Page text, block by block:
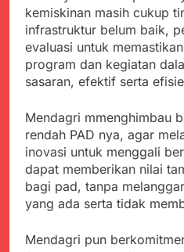
kemiskinan masih cukup
infrastruktur belum baik,
evaluasi untuk
program dan kegiatan
sasaran, efektif serta
Mendagri mmenghimbau
rendah PAD nya, agar
inovasi untuk menggali
dapat memberikan nilai
bagi pad, tanpa
yang ada serta tidak
Mendagri pun